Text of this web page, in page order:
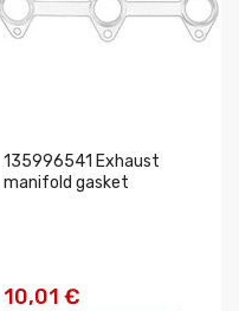
135996541 Exhaust
manifold gasket
10,01 €